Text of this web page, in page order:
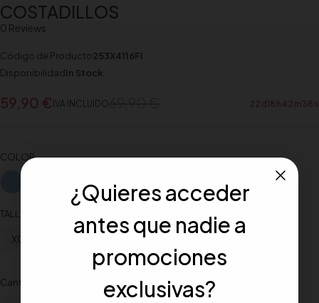
COSTADILLOS
0 Reviews
Código de Producto253X4116FI
DisponibilidadIn Stock
59,90 € IVA INCLUIDO 22 d 18 h42 m38 s
COLOR
TALLA
XGG
Cantidad
¿Quieres acceder
antes que nadie a
promociones
exclusivas?